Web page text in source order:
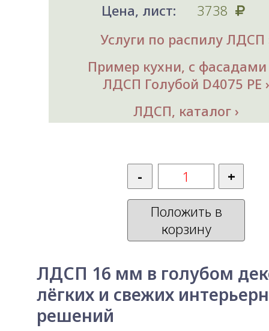
Цена, лист:
3738
Услуги по распилу ЛДСП
Пример кухни, с фасадами
ЛДСП Голубой D4075 PE
ЛДСП, каталог
Положить в
корзину
ЛДСП 16 мм в голубом
лёгких и свежих
решений